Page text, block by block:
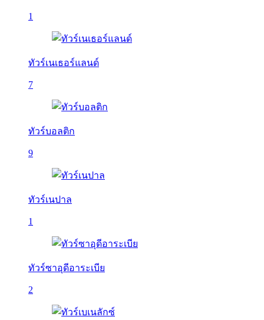
1
ทัวร์เนเธอร์แลนด์
7
ทัวร์บอลติก
9
ทัวร์เนปาล
1
ทัวร์ซาอุดีอาระเบีย
2